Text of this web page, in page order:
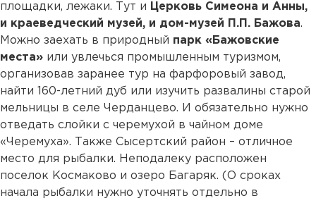
площадки, лежаки. Тут и Церковь Симеона и Анны,
и краеведческий музей, и дом-музей П.П. Бажова.
Можно заехать в природный парк «Бажовские
места» или увлечься промышленным туризмом,
организовав заранее тур на фарфоровый завод,
найти 160-летний дуб или изучить развалины старой
мельницы в селе Черданцево. И обязательно нужно
отведать слойки с черемухой в чайном доме
«Черемуха». Также Сысертский район – отличное
место для рыбалки. Неподалеку расположен
поселок Космаково и озеро Багаряк. (О сроках
начала рыбалки нужно уточнять отдельно в